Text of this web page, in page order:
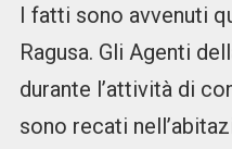
I fatti sono avvenuti
Ragusa. Gli Agenti
durante l’attività di
sono recati